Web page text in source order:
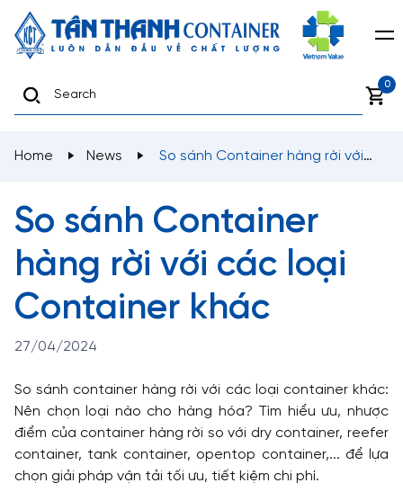
0
Home News
So sánh Container
hàng rời với các loại
Container khác
27/04/2024
So sánh container hàng rời với các loại container khác:
Nên chọn loại nào cho hàng hóa? Tìm hiểu ưu, nhược
điểm của container hàng rời so với dry container, reefer
container, tank container, opentop container,... để lựa
chọn giải pháp vận tải tối ưu, tiết kiệm chi phí.